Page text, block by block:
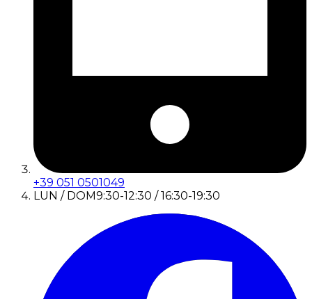
+39 051 0501049
LUN / DOM9:30-12:30 / 16:30-19:30